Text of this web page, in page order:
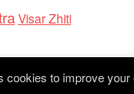
Visar Zhiti
cookies to improve your